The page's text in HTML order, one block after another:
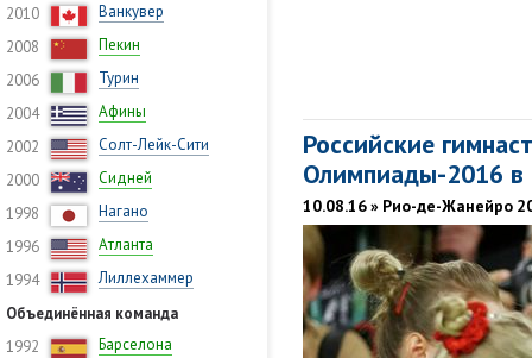
2010
Ванкувер
2008
Пекин
2006
Турин
2004
Афины
2002
Солт-Лейк-Сити
2000
Сидней
1998
Нагано
1996
Атланта
1994
Лиллехаммер
Объединённая команда
1992
Барселона
Российские
Олимпиады-2016 в
10.08.16 » Рио-де-Жанейро